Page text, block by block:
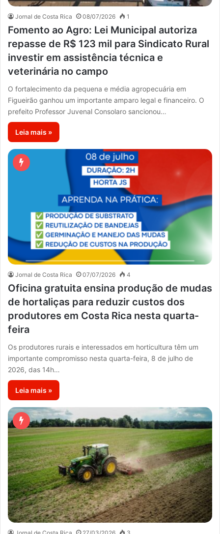
Jornal de Costa Rica 08/07/2026 1
Fomento ao Agro: Lei Municipal autoriza
repasse de R$ 123 mil para Sindicato Rural
investir em assistência técnica e
veterinária no campo
O fortalecimento da pequena e média agropecuária em
Figueirão ganhou um importante amparo legal e financeiro. O
prefeito Professor Juvenal Consolaro sancionou…
Leia mais »
Jornal de Costa Rica 07/07/2026 4
Oficina gratuita ensina produção de mudas
de hortaliças para reduzir custos dos
produtores em Costa Rica nesta quarta-
feira
Os produtores rurais e interessados em horticultura têm um
importante compromisso nesta quarta-feira, 8 de julho de
2026, das 14h…
Leia mais »